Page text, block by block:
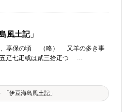
風土記」
享保の頃 （略） 又羊の多き事
疋七疋或は貳三拾疋つゝ ...
「伊豆海島風土記」